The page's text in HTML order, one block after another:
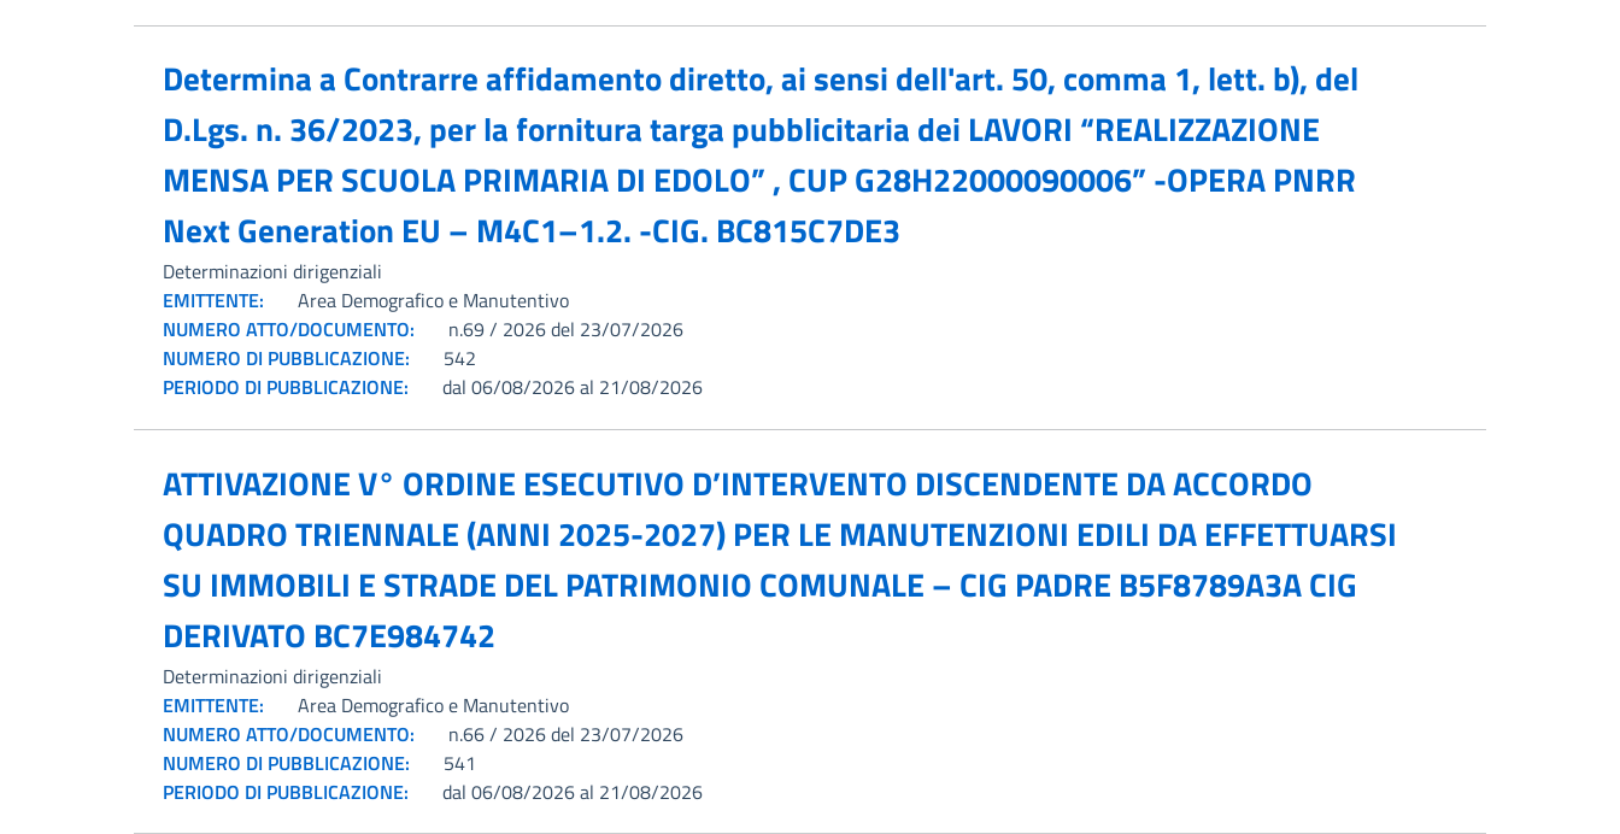
Determina a Contrarre affidamento diretto, ai sensi dell'art. 50, comma 1, lett. b), del
D.Lgs. n. 36/2023, per la fornitura targa pubblicitaria dei LAVORI “REALIZZAZIONE
MENSA PER SCUOLA PRIMARIA DI EDOLO” , CUP G28H22000090006” -OPERA PNRR
Next Generation EU – M4C1–1.2. -CIG. BC815C7DE3
Determinazioni dirigenziali
EMITTENTE:
Area Demografico e Manutentivo
NUMERO ATTO/DOCUMENTO:
n.69 / 2026 del 23/07/2026
NUMERO DI PUBBLICAZIONE:
542
PERIODO DI PUBBLICAZIONE:
dal 06/08/2026 al 21/08/2026
ATTIVAZIONE V° ORDINE ESECUTIVO D’INTERVENTO DISCENDENTE DA ACCORDO
QUADRO TRIENNALE (ANNI 2025-2027) PER LE MANUTENZIONI EDILI DA EFFETTUARSI
SU IMMOBILI E STRADE DEL PATRIMONIO COMUNALE – CIG PADRE B5F8789A3A CIG
DERIVATO BC7E984742
Determinazioni dirigenziali
EMITTENTE:
Area Demografico e Manutentivo
NUMERO ATTO/DOCUMENTO:
n.66 / 2026 del 23/07/2026
NUMERO DI PUBBLICAZIONE:
541
PERIODO DI PUBBLICAZIONE:
dal 06/08/2026 al 21/08/2026